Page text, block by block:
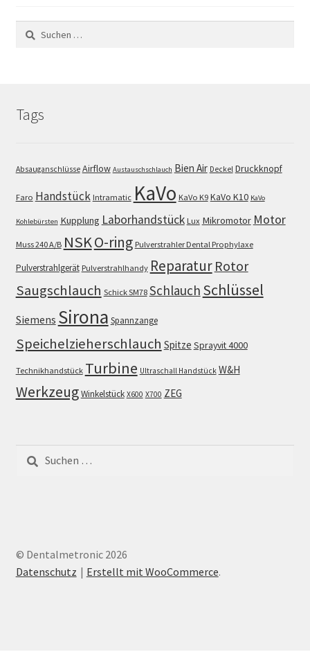
Suchen
nach:
Tags
Absauganschlüsse Airflow Austauschschlauch Bien Air Deckel Druckknopf
Faro Handstück Intramatic KaVo KaVo K9 KaVo K10 KaVo
Kohlebürsten Kupplung Laborhandstück Lux Mikromotor Motor
Muss 240 A/B NSKO-ring Pulverstrahler Dental Prophylaxe
Pulverstrahlgerät Pulverstrahlhandy Reparatur Rotor
Saugschlauch Schick SM78 Schlauch Schlüssel
Siemens Sirona Spannzange
Speichelzieherschlauch Spitze Sprayvit 4000
Technikhandstück Turbine Ultraschall Handstück W&H
WerkzeugWinkelstück X600 X700 ZEG
nach:
© Dentalmetronic 2026
Datenschutz
Erstellt mit WooCommerce.